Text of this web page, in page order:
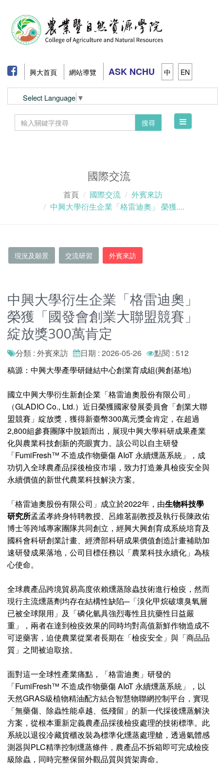
興大首頁 網站導覽 ASK NCHU 中 EN
Select Language ▼
搜尋
Toggle
國際交流
首頁 國際交流
外賓來訪
中興大學衍生企業「格雷迪奧」 榮獲....
現況及願景 交流研習 外賓來訪
中興大學衍生企業「格雷迪奧」
榮獲「國發會創業大聯盟競賽」
綻放獎300萬肯定
分類 : 外賓來訪 日期 : 2026-05-26
點閱 : 512
稿源：中興大學產學研鏈結中心創業育成組(興創基地)
國立中興大學衍生新創企業「格雷迪奧股份有限公司」
（GLADIO Co., Ltd.）近日榮獲國家發展委員會「創業大聯
盟競賽」綻放獎，獲得新臺幣300萬元獎金肯定，在超過
2,800組參賽團隊中脫穎而出，展現中興大學科研成果產業
化與農業科技創新的亮眼實力。該公司以自主研發
「FumiFresh™ 不造成作物藥傷 AIoT 永續燻蒸系統」，成
功切入全球農產品採後檢疫市場，致力打造兼具檢疫安全與
永續價值的新世代農業科技解決方案。
「格雷迪奧股份有限公司」成立於2022年，由生物科技學
研究所孟孟孝終身特聘教授、呂維茗副教授及執行長陳政佑
博士等跨域專家團隊共同創立，經興大興創育成系統培育及
國科會科研創業計畫、經濟部科研成果價值創造計畫補助加
速研發成果落地，公司目標任務以「農業科技永續化」為核
心使命。
全球農產品跨境貿易高度依賴燻蒸除蟲技術進行檢疫，然而
現行主流燻蒸劑均存在結構性缺陷─「溴化甲烷破壞臭氧層
已被全球限用」及「磷化氫具強烈毒性且抗藥性日益嚴
重」，兩者在達到檢疫效果的同時均對高值新鮮作物造成不
可逆藥害，迫使農業從業者長期在「檢疫安全」與「商品品
質」之間被迫取捨。
面對這一全球性產業痛點，「格雷迪奧」研發的
「FumiFresh™ 不造成作物藥傷 AIoT 永續燻蒸系統」，以
天然GRAS級植物精油配方結合智慧物聯網控制平台，實現
「無藥傷、除蟲性能卓越、低殘留」的新一代採後燻蒸解決
方案，從根本重新定義農產品採後檢疫處理的技術標準。此
系統以退役冷藏貨櫃改裝為標準化燻蒸處理艙，透過氣體感
測器與PLC精準控制燻蒸條件，農產品不拆箱即可完成檢疫
級除蟲，同時完整保留外觀品質與貨架壽命。